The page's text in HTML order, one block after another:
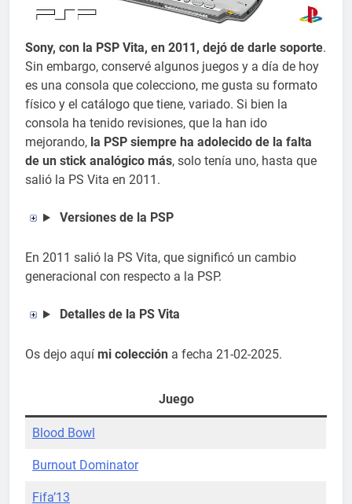
Sony, con la PSP Vita, en 2011, dejó de darle soporte.
Sin embargo, conservé algunos juegos y a día de hoy
es una consola que colecciono, me gusta su formato
físico y el catálogo que tiene, variado. Si bien la
consola ha tenido revisiones, que la han ido
mejorando, la PSP siempre ha adolecido de la falta
de un stick analógico más, solo tenía uno, hasta que
salió la PS Vita en 2011.
Versiones de la PSP
En 2011 salió la PS Vita, que significó un cambio
generacional con respecto a la PSP.
Detalles de la PS Vita
Os dejo aquí mi colección a fecha 21-02-2025.
Juego
Blood Bowl
Burnout Dominator
Fifa’13